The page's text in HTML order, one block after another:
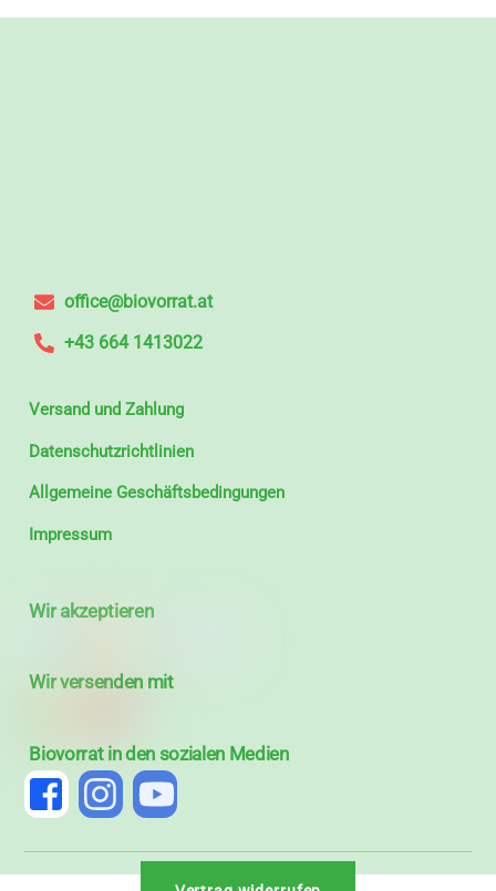
office@biovorrat.at
+43 664 1413022
Versand und Zahlung
Datenschutzrichtlinien
Allgemeine Geschäftsbedingungen
Impressum
Wir akzeptieren
Wir versenden mit
Biovorrat in den sozialen Medien